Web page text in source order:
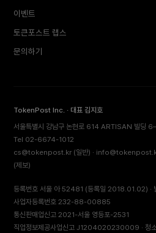
이벤트
토큰포스트 랩스
문의하기
TokenPost Inc. · 대표 김지호
서울특별시 강남구 논현로 614 ARTISAN 빌딩
Tel 02-6674-1012
cs@tokenpost.kr (일반) ·
(제보)
등록번호 서울 아 52481 (등록일 2018.01.02) ·
사업자등록번호 232-88-00885
통신판매업신고 2021-서울 영등포-2531
직업정보제공사업신고 J1204020230009 · 청소